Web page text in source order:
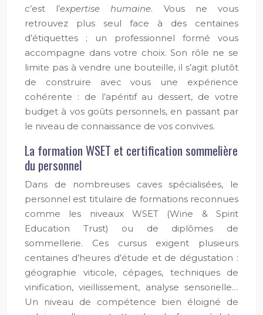
c’est l’expertise humaine. Vous ne vous
retrouvez plus seul face à des centaines
d’étiquettes ; un professionnel formé vous
accompagne dans votre choix. Son rôle ne se
limite pas à vendre une bouteille, il s’agit plutôt
de construire avec vous une expérience
cohérente : de l’apéritif au dessert, de votre
budget à vos goûts personnels, en passant par
le niveau de connaissance de vos convives.
La formation WSET et certification sommelière
du personnel
Dans de nombreuses caves spécialisées, le
personnel est titulaire de formations reconnues
comme les niveaux WSET (Wine & Spirit
Education Trust) ou de diplômes de
sommellerie. Ces cursus exigent plusieurs
centaines d’heures d’étude et de dégustation :
géographie viticole, cépages, techniques de
vinification, vieillissement, analyse sensorielle…
Un niveau de compétence bien éloigné de